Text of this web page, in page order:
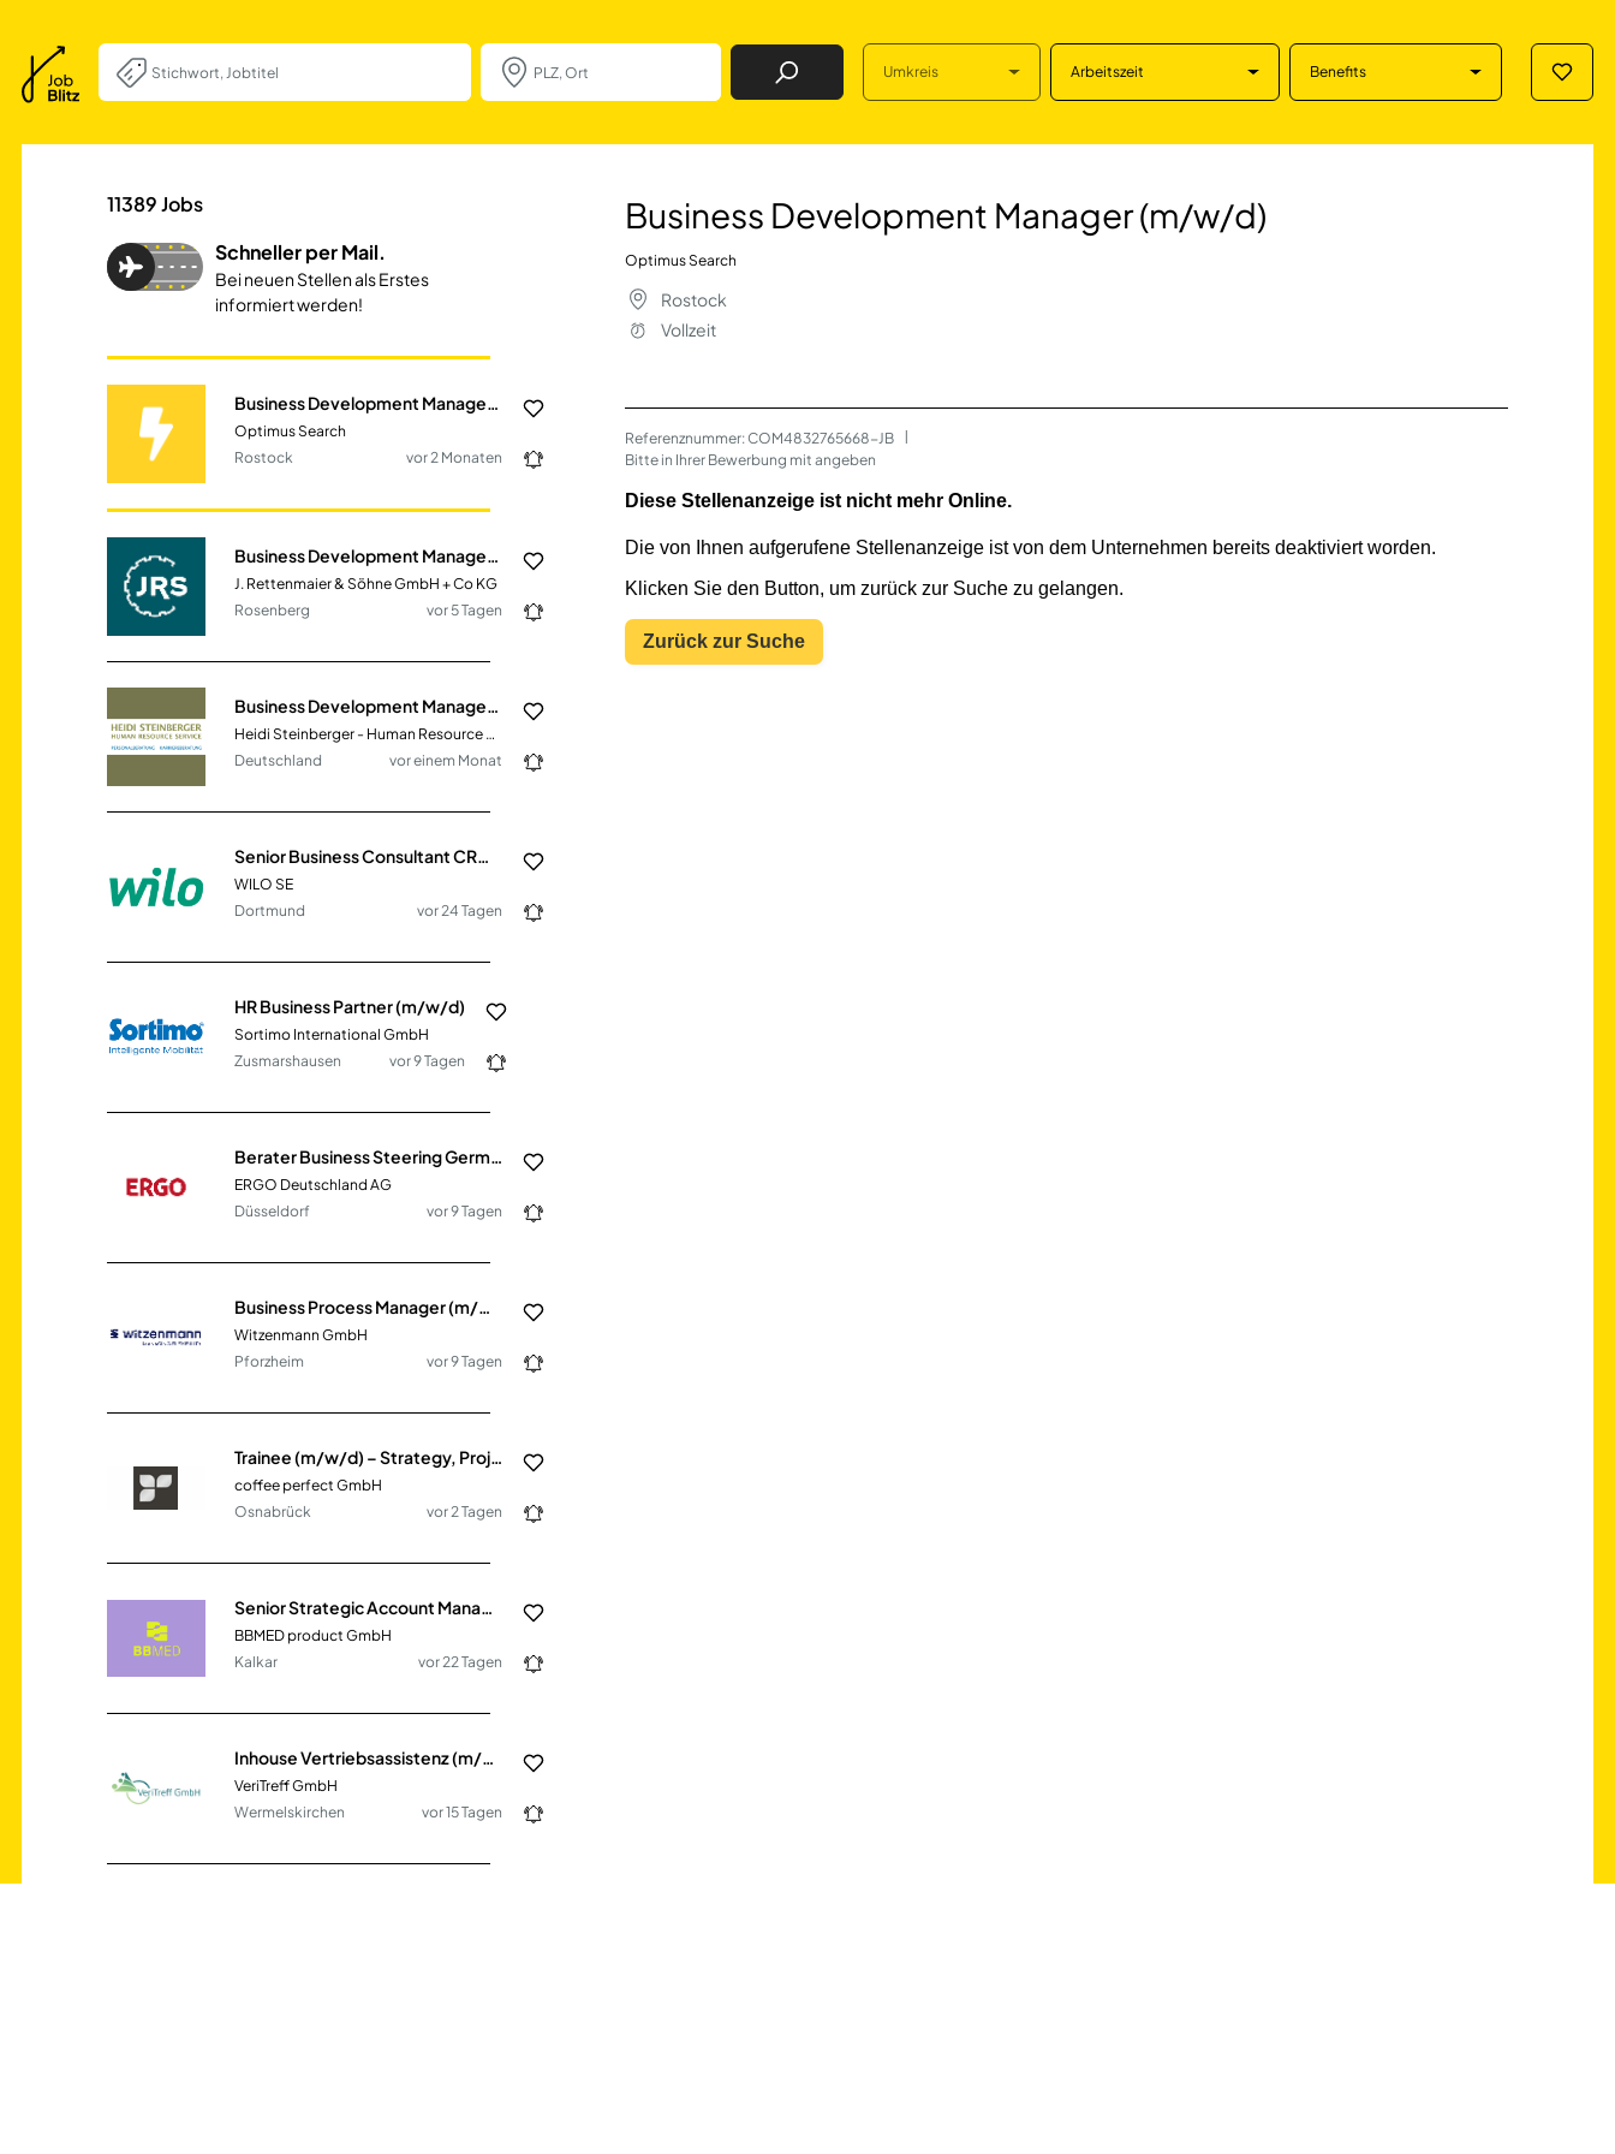
Job Finden Umkreis Arbeitszeit Benefits
Business Development Manager (m/w/d) in Rostock
11389Jobs
Schneller per Mail.
Bei neuen Stellen als Erstes
informiert werden!
Optimus Search
Rostock
vor 2 Monaten
J. Rettenmaier & Söhne GmbH + Co KG
Rosenberg
vor 5 Tagen
Heidi Steinberger - Human Resource Service
Deutschland
vor einem Monat
Senior Business Consultant CRM (m/w/d)
WILO SE
Dortmund
vor 24 Tagen
HR Business Partner (m/w/d)
Sortimo International GmbH
Zusmarshausen
vor 9 Tagen
Berater Business Steering Germany (m/w/d)
ERGO Deutschland AG
Düsseldorf
vor 9 Tagen
Business Process Manager (m/w/d) Finance/Controlling, befristet
Witzenmann GmbH
Pforzheim
vor 9 Tagen
Trainee (m/w/d) – Strategy, Project Management & Internal Consulting
coffee perfect GmbH
Osnabrück
vor 2 Tagen
Senior Strategic Account Manager (m/w/d)
BBMED product GmbH
Kalkar
vor 22 Tagen
Inhouse Vertriebsassistenz (m/w/d)
VeriTreff GmbH
Wermelskirchen
vor 15 Tagen
Business Development Manager (m/w/d)
Optimus Search
Rostock
Vollzeit
Referenznummer: COM4832765668-JB
Bitte in Ihrer Bewerbung mit angeben